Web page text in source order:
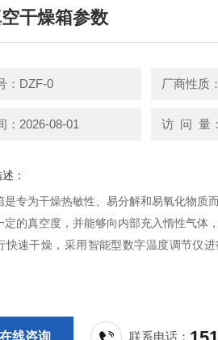
干燥箱参数
：DZF-0 厂商性质
：2026-08-01 访 问 量
：
是专为干燥热敏性、易分解和易氧化物质
定的真空度，并能够向内部充入惰性气体
快速干燥，采用智能型数字温度调节仪
线咨询 联系电话：